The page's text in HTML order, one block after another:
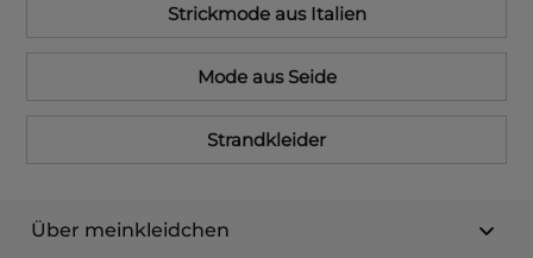
Strickmode aus Italien
Mode aus Seide
Strandkleider
Über meinkleidchen